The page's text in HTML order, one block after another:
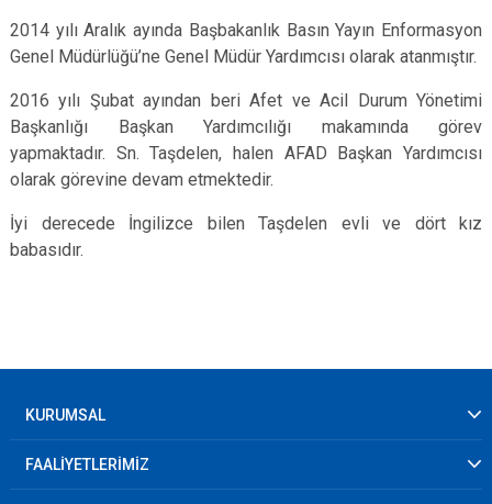
2014 yılı Aralık ayında Başbakanlık Basın Yayın Enformasyon
Genel Müdürlüğü’ne Genel Müdür Yardımcısı olarak atanmıştır.
2016 yılı Şubat ayından beri Afet ve Acil Durum Yönetimi
Başkanlığı Başkan Yardımcılığı makamında görev
yapmaktadır. Sn. Taşdelen, halen AFAD Başkan Yardımcısı
olarak görevine devam etmektedir.
İyi derecede İngilizce bilen Taşdelen evli ve dört kız
babasıdır.
KURUMSAL
FAALİYETLERİMİZ